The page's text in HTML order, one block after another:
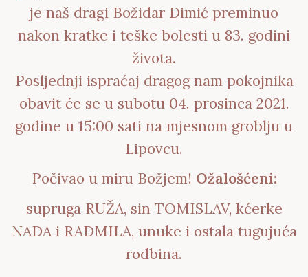
je naš dragi Božidar Dimić preminuo
nakon kratke i teške bolesti u 83. godini
života.
Posljednji ispraćaj dragog nam pokojnika
obavit će se u subotu 04. prosinca 2021.
godine u 15:00 sati na mjesnom groblju u
Lipovcu.
Počivao u miru Božjem! Ožalošćeni:
supruga RUŽA, sin TOMISLAV, kćerke
NADA i RADMILA, unuke i ostala tugujuća
rodbina.